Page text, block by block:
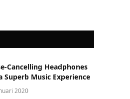
Cancelling Headphones
Superb Music Experience
2020